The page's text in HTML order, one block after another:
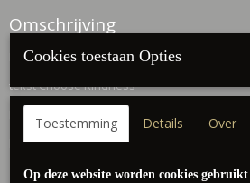
Omschrijving
Mooi 2 delig joggingpak
tekst Choose Kindness
broek 104 cm lengte
Cookies toestaan Opties
Toestemming Details Over
Op deze website worden cookies gebruikt